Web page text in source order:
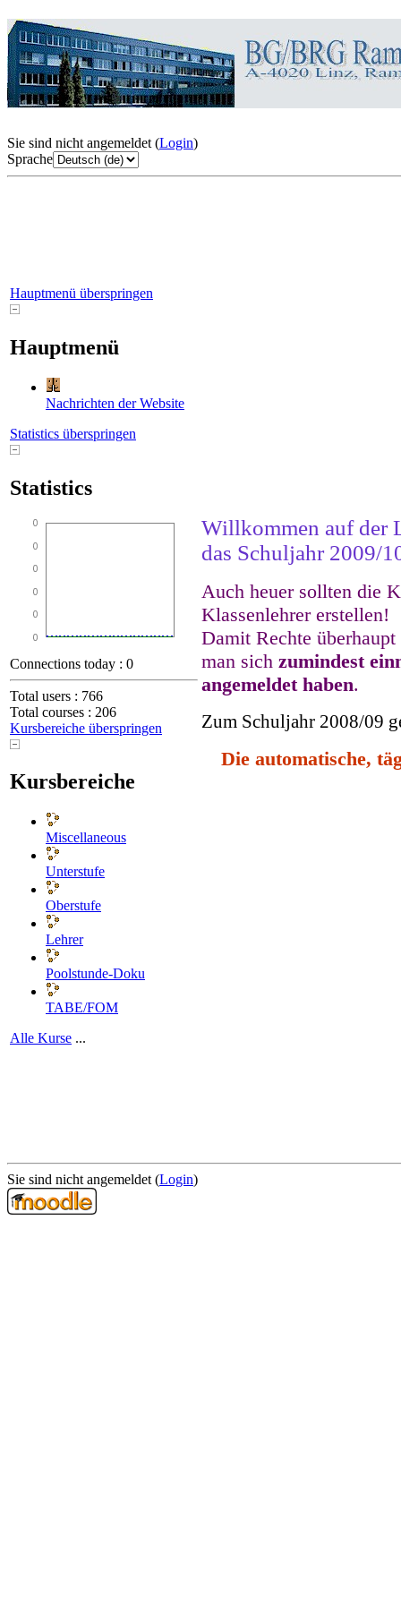
Sie sind nicht angemeldet (Login)
Sprache
Hauptmenü überspringen
Hauptmenü
Nachrichten der Website
Statistics überspringen
Statistics
Connections today : 0
Total users : 766
Total courses : 206
Kursbereiche überspringen
Kursbereiche
Miscellaneous
Unterstufe
Oberstufe
Lehrer
Poolstunde-Doku
TABE/FOM
Alle Kurse ...
Willkommen auf der
das Schuljahr 2009/
Auch heuer sollten die
Klassenlehrer erstellen!
Damit Rechte
man sich zumindest
angemeldet haben.
Zum Schuljahr 2008/09
Die automatische,
Sie sind nicht angemeldet (Login)